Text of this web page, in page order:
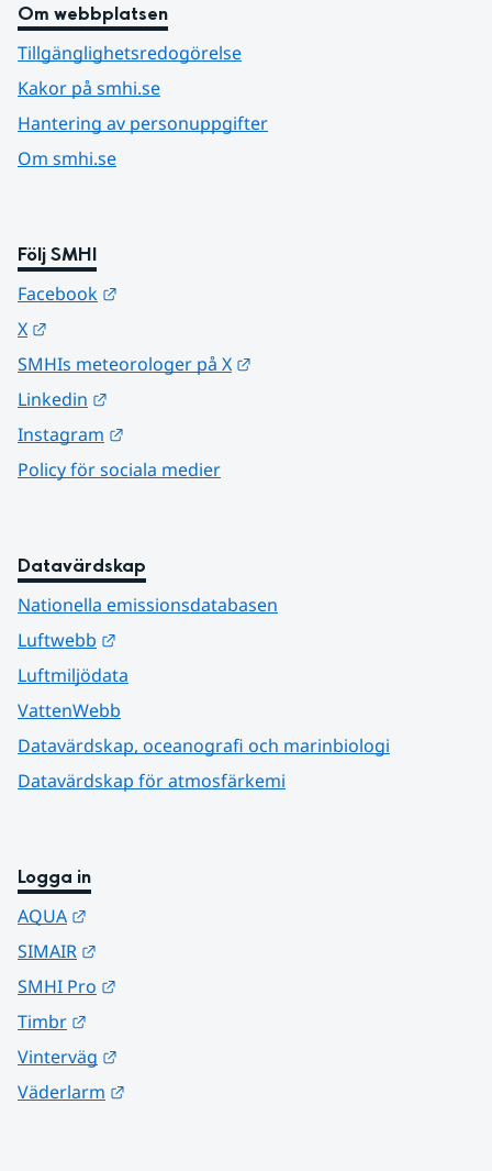
Om webbplatsen
Tillgänglighetsredogörelse
Kakor på smhi.se
Hantering av personuppgifter
Om smhi.se
Följ SMHI
Facebook
X
SMHIs meteorologer på X
Linkedin
Instagram
Policy för sociala medier
Datavärdskap
Nationella emissionsdatabasen
Luftwebb
Luftmiljödata
VattenWebb
Datavärdskap, oceanografi och marinbiologi
Datavärdskap för atmosfärkemi
Logga in
AQUA
SIMAIR
SMHI Pro
Timbr
Vinterväg
Väderlarm